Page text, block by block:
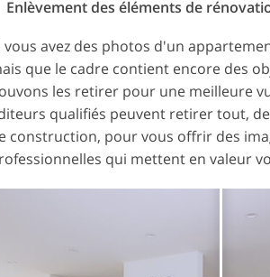
Enlèvement des éléments de
vous avez des photos d'un
que le cadre contient encore des
les retirer pour une meilleure
qualifiés peuvent retirer tout,
construction, pour vous offrir des
qui mettent en valeur